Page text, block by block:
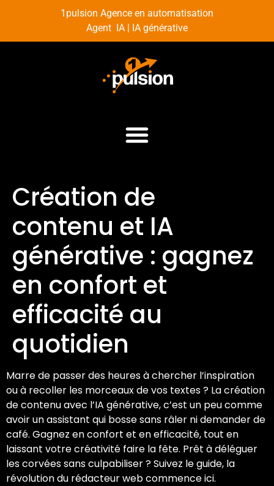
1pulsion Agence en automatisation
Agent IA | IA générative
Création de
contenu et IA
générative : gagnez
en confort et
efficacité au
quotidien
Marre de passer des heures à chercher l’inspiration
ou à recoller les morceaux de vos textes ? La création
de contenu avec l’IA générative, c’est un peu comme
avoir un assistant qui bosse sans râler ni demander de
café. Gagnez en confort et en efficacité, tout en
laissant votre créativité faire la fête. Prêt à déléguer
les corvées sans culpabiliser ? Suivez le guide, la
révolution du rédacteur web commence ici.